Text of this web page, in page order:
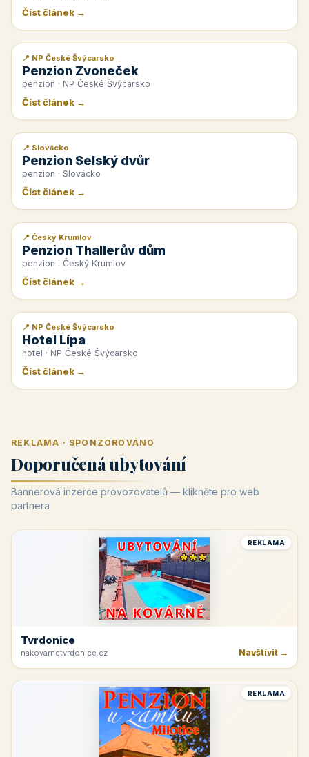
Číst článek →
📰 PR článek
📍 NP České Švýcarsko
Penzion Zvoneček
penzion · NP České Švýcarsko
Číst článek →
📰 PR článek
📍 Slovácko
Penzion Selský dvůr
penzion · Slovácko
Číst článek →
📰 PR článek
📍 Český Krumlov
Penzion Thallerův dům
penzion · Český Krumlov
Číst článek →
📰 PR článek
📍 NP České Švýcarsko
Hotel Lípa
hotel · NP České Švýcarsko
Číst článek →
REKLAMA · SPONZOROVÁNO
Doporučená ubytování
Bannerová inzerce provozovatelů — klikněte pro web
partnera
REKLAMA
Tvrdonice
nakovarnetvrdonice.cz Navštívit →
REKLAMA